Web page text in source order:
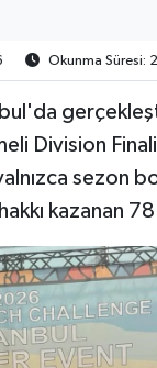
Okunma Süresi:
Division
sezon
kazanan 78